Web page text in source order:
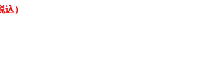
込）